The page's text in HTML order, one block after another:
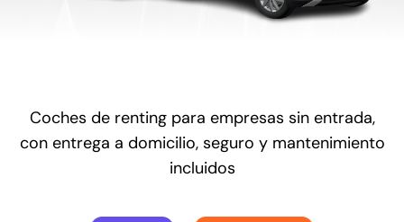
Coches de renting para empresas sin entrada,
con entrega a domicilio, seguro y mantenimiento
incluidos